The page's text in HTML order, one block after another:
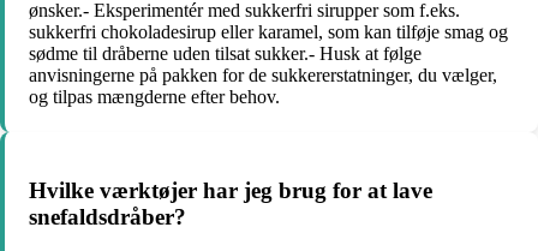
ønsker.- Eksperimentér med sukkerfri sirupper som f.eks.
sukkerfri chokoladesirup eller karamel, som kan tilføje smag og
sødme til dråberne uden tilsat sukker.- Husk at følge
anvisningerne på pakken for de sukkererstatninger, du vælger,
og tilpas mængderne efter behov.
Hvilke værktøjer har jeg brug for at lave
snefaldsdråber?